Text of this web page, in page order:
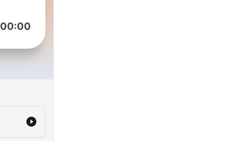
00:00